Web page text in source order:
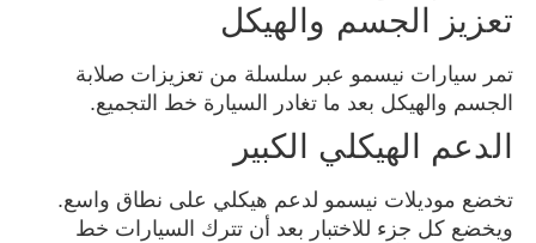
تعزيز الجسم والهيكل
تمر سيارات نيسمو عبر سلسلة من تعزيزات صلابة
الجسم والهيكل بعد ما تغادر السيارة خط التجميع.
الدعم الهيكلي الكبير
تخضع موديلات نيسمو لدعم هيكلي على نطاق واسع.
ويخضع كل جزء للاختبار بعد أن تترك السيارات خط